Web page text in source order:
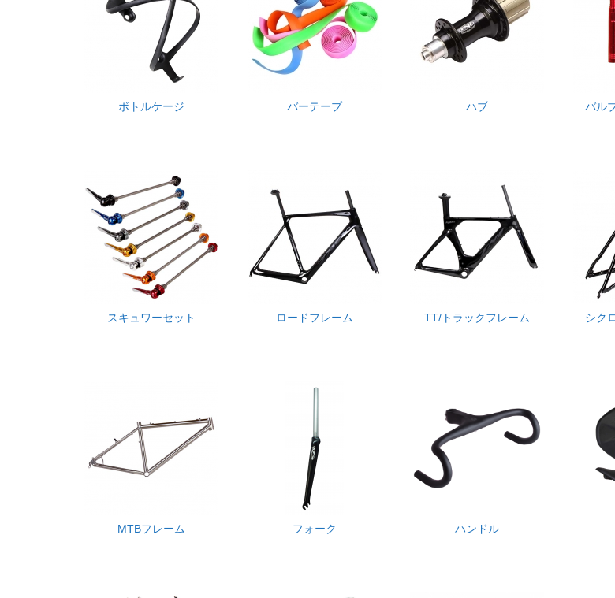
ボトルケージ バーテープ ハブ バル
スキュワーセット ロードフレーム TT/トラックフレーム シク
MTBフレーム フォーク ハンドル